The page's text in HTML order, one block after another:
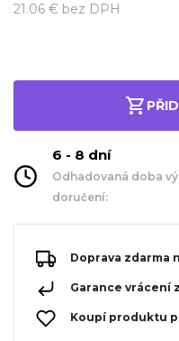
21.06 € bez DPH
6 - 8 dní
Odhadovaná doba
doručení:
Doprava zdarma
Garance vrácení
Koupí produktu